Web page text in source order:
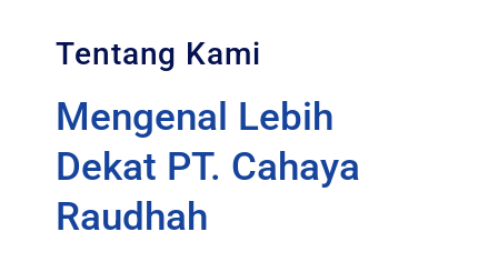
Tentang Kami
Mengenal Lebih
Dekat PT. Cahaya
Raudhah